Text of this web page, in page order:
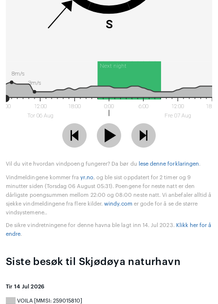
S
Next night
6:00
12:00
Tor 06 Aug
18:00 0:00 6:00
12:00
Fre 07 Aug
8m/s
3m/s
Vil du vite hvordan vindpoeng fungerer? Da bør du lese denne forklaringen.
Vindmeldingene kommer frayr.no, og ble sist oppdatert for 2 timer og 9
minutter siden (Torsdag 06 August 05:31). Poengene for neste natt er den
dårligste poengsummen mellom 22:00 og 08:00 neste natt. Vi anbefaler alltid å
sjekke vindmeldingene fra flere kilder.windy.comer gode for å se de større
vindsystemene..
De sikre vindretningene for denne havna ble lagt inn 14. Jul 2023. Klikk her for å
endre.
Siste besøk til Skjødøya naturhavn
Tir 14 Jul 2026
VOILA [MMSI: 259015810]